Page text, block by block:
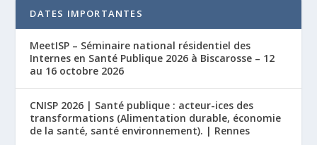
DATES IMPORTANTES
MeetISP – Séminaire national résidentiel des
Internes en Santé Publique 2026 à Biscarosse – 12
au 16 octobre 2026
CNISP 2026 | Santé publique : acteur-ices des
transformations (Alimentation durable, économie
de la santé, santé environnement). | Rennes